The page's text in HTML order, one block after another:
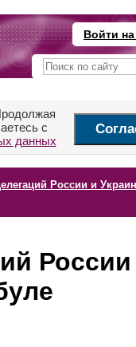
Войти
с
данных
России и